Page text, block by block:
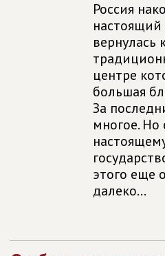
Россия
настоящий
вернулась
центре
большая
За
многое.
этого еще
далеко...